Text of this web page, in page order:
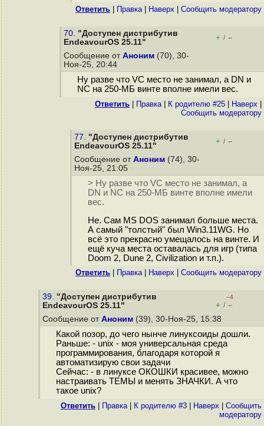
Ответить Правка| Наверх Cообщить модератору
70. "Доступен дистрибутив
EndeavourOS 25.11"
+ / –
Сообщение от Аноним (70), 30-
Ноя-25, 20:44
Ну разве что VC место не занимал, а DN и
NC на 250-МБ винте вполне имели вес.
Ответить Правка| К родителю #25 Наверх
Cообщить модератору
77. "Доступен дистрибутив
EndeavourOS 25.11"
+ / –
Сообщение от Аноним (74), 30-
Ноя-25, 21:05
> Ну разве что VC место не занимал, а
DN и NC на 250-МБ винте вполне имели
вес.
Не. Сам MS DOS занимал больше места.
А самый "толстый" был Win3.11WG. Но
всё это прекрасно умещалось на винте. И
ещё куча места оставалась для игр (типа
Doom 2, Dune 2, Civilization и т.п.).
Ответить Правка| Наверх Cообщить модератору
39. "Доступен дистрибутив
EndeavourOS 25.11"
–4
+ / –
Сообщение от Аноним (39), 30-Ноя-25, 15:38
Какой позор, до чего нынче линуксоиды дошли.
Раньше: - unix - моя универсальная среда
программирования, благодаря которой я
автоматизирую свои задачи
Сейчас: - в линуксе ОКОШКИ красивее, можно
настраивать ТЕМЫ и менять ЗНАЧКИ. А что
такое unix?
Ответить Правка| К родителю #3 Наверх
Cообщить
модератору